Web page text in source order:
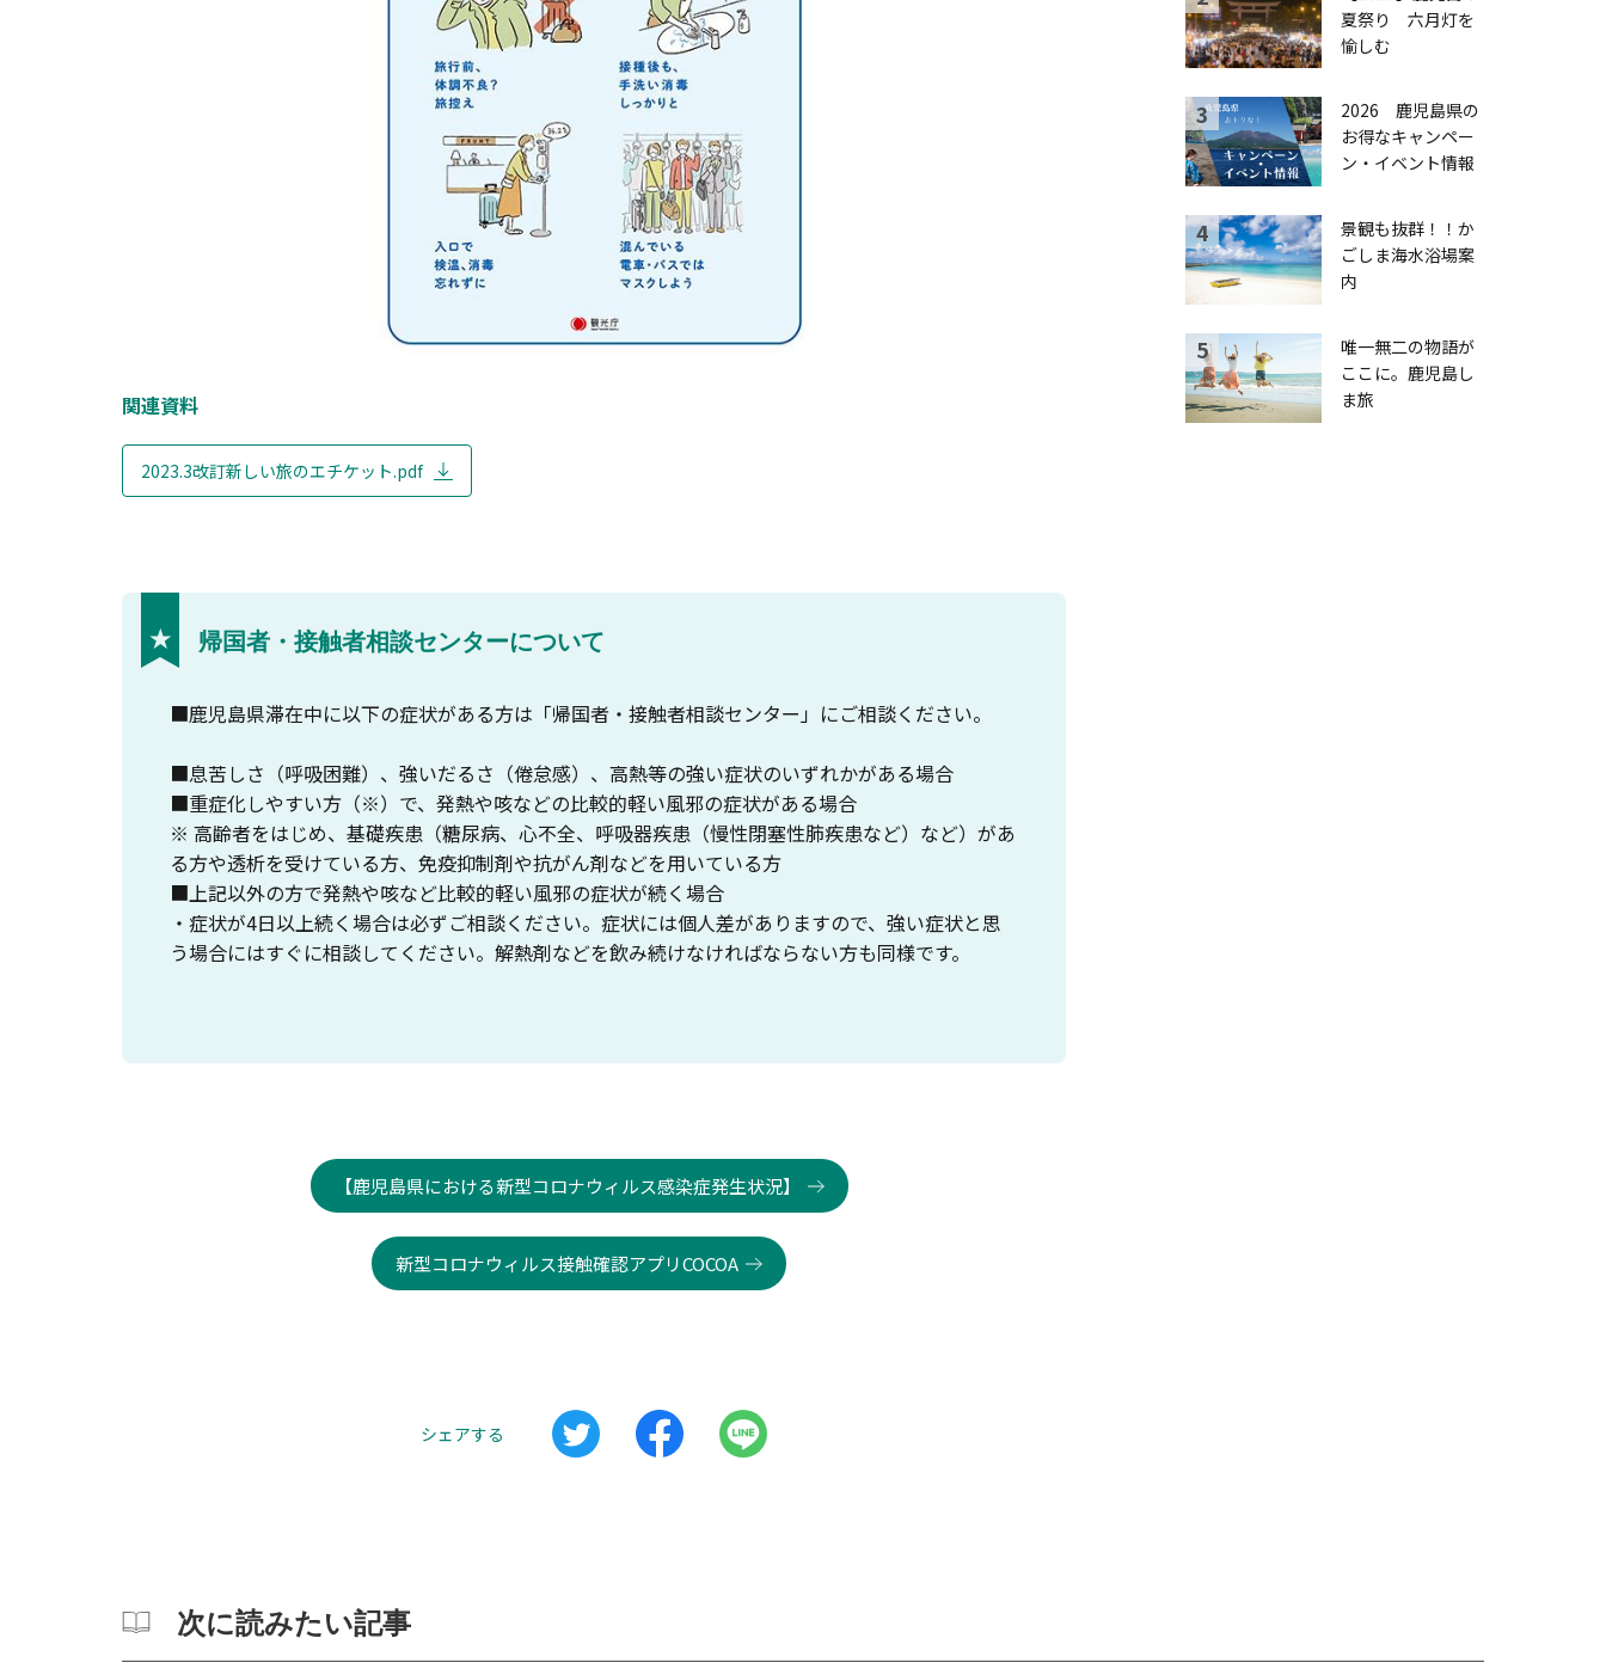
関連資料
2023.3改訂新しい旅のエチケット.pdf
帰国者・接触者相談センターについて
■鹿児島県滞在中に以下の症状がある方は「帰国者・接触者相談センター」にご相談ください。
■息苦しさ（呼吸困難）、強いだるさ（倦怠感）、高熱等の強い症状のいずれかがある場合
■重症化しやすい方（※）で、発熱や咳などの比較的軽い風邪の症状がある場合
※ 高齢者をはじめ、基礎疾患（糖尿病、心不全、呼吸器疾患（慢性閉塞性肺疾患など）など）があ
る方や透析を受けている方、免疫抑制剤や抗がん剤などを用いている方
■上記以外の方で発熱や咳など比較的軽い風邪の症状が続く場合
・症状が4日以上続く場合は必ずご相談ください。症状には個人差がありますので、強い症状と思
う場合にはすぐに相談してください。解熱剤などを飲み続けなければならない方も同様です。
【鹿児島県における新型コロナウィルス感染症発生状況】
新型コロナウィルス接触確認アプリCOCOA
シェアする
夏祭り 六月灯を
愉しむ
2026 鹿児島県の
お得なキャンペー
ン・イベント情報
景観も抜群！！か
ごしま海水浴場案
内
唯一無二の物語が
ここに。鹿児島し
ま旅
次に読みたい記事